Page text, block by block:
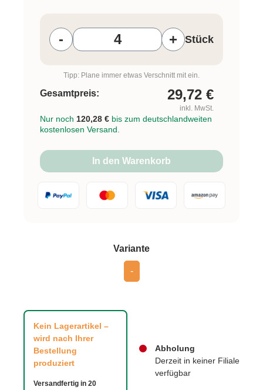
Kein Lagerartikel –
wird nach Ihrer
Bestellung
produziert
Versandfertig in 20
Abholung
Derzeit in keiner Filiale
verfügbar
Varianteauswählen
-
- + Stück
Tipp: Plane immer etwas Verschnitt mit ein.
Gesamtpreis: 29,72 €
inkl. MwSt.
Nur noch 120,28 € bis zum deutschlandweiten
kostenlosen Versand.
In den Warenkorb